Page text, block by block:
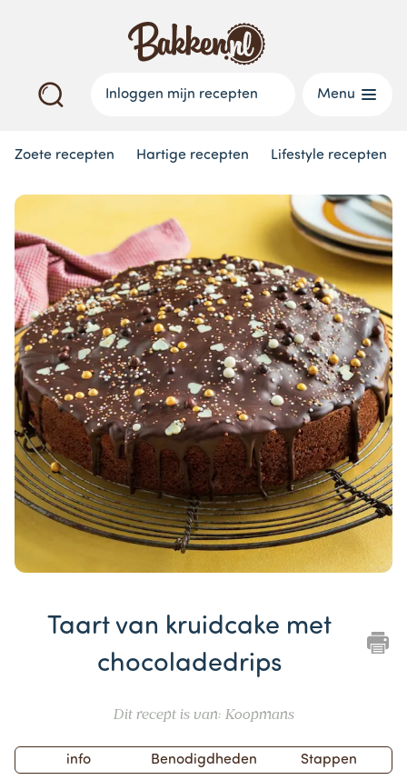
Inloggen mijn recepten Menu
Zoete recepten Hartige recepten Lifestyle recepten
Taart van kruidcake met
chocoladedrips
Dit recept is van: Koopmans
info Benodigdheden Stappen